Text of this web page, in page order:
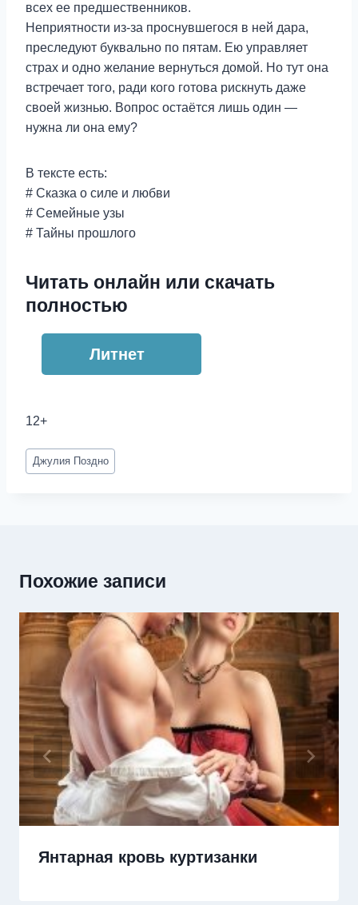
всех ее предшественников.
Неприятности из-за проснувшегося в ней дара,
преследуют буквально по пятам. Ею управляет
страх и одно желание вернуться домой. Но тут она
встречает того, ради кого готова рискнуть даже
своей жизнью. Вопрос остаётся лишь один —
нужна ли она ему?
В тексте есть:
# Сказка о силе и любви
# Семейные узы
# Тайны прошлого
Читать онлайн или скачать
полностью
Литнет
12+
Метки
записи:
Джулия Поздно
Похожие записи
Янтарная кровь куртизанки